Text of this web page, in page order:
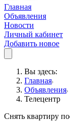
Главная
Объявления
Новости
Личный кабинет
Добавить новое
Вы здесь:
Главная
Объявления
Телецентр
Снять квартиру